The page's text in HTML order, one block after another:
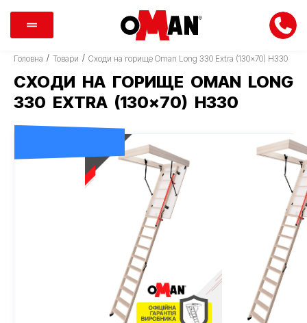
Головна / Товари / Сходи на горище Oman Long 330 Extra (130×70) H330
СХОДИ НА ГОРИЩЕ OMAN LONG
330 EXTRA (130×70) H330
ДОСТАВКА 0 ГРН